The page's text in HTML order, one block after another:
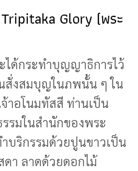
Glory (พระ
ได้กระทำบุญญาธิการไว้
สั่งสมบุญในภพนั้น ๆ ใน
าอโนมทัสสี ท่านเป็น
รมในสำนักของพระ
บริกรรมด้วยปูนขาวเป็น
า ลาดด้วยดอกไม้